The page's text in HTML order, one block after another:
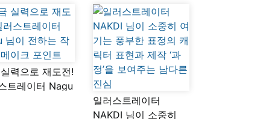
력으로 재도전!
트레이터 Nagu
일러스트레이터
NAKDI 님이 소중히